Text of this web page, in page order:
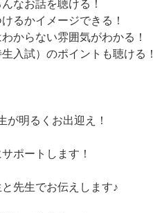
なお話を聴ける！
るかイメージできる！
からない雰囲気がわかる！
入試）のポイントも聴ける！
明るくお出迎え！
ポートします！
先生でお伝えします♪